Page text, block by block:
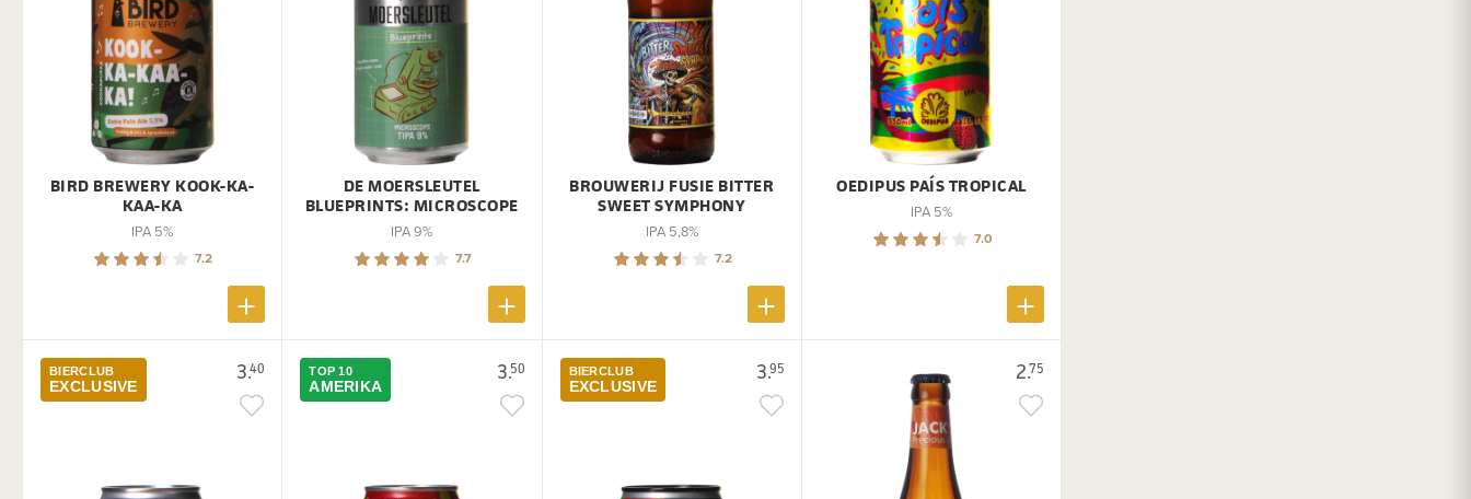
BIRD BREWERY KOOK-KA-
KAA-KA
IPA 5%
7.2
DE MOERSLEUTEL
BLUEPRINTS: MICROSCOPE
IPA 9%
7.7
BROUWERIJ FUSIE BITTER
SWEET SYMPHONY
IPA 5,8%
7.2
OEDIPUS PAÍS TROPICAL
IPA 5%
7.0
3.40
BIERCLUB
EXCLUSIVE
3.50
TOP 10
AMERIKA
3.95
BIERCLUB
EXCLUSIVE
2.75